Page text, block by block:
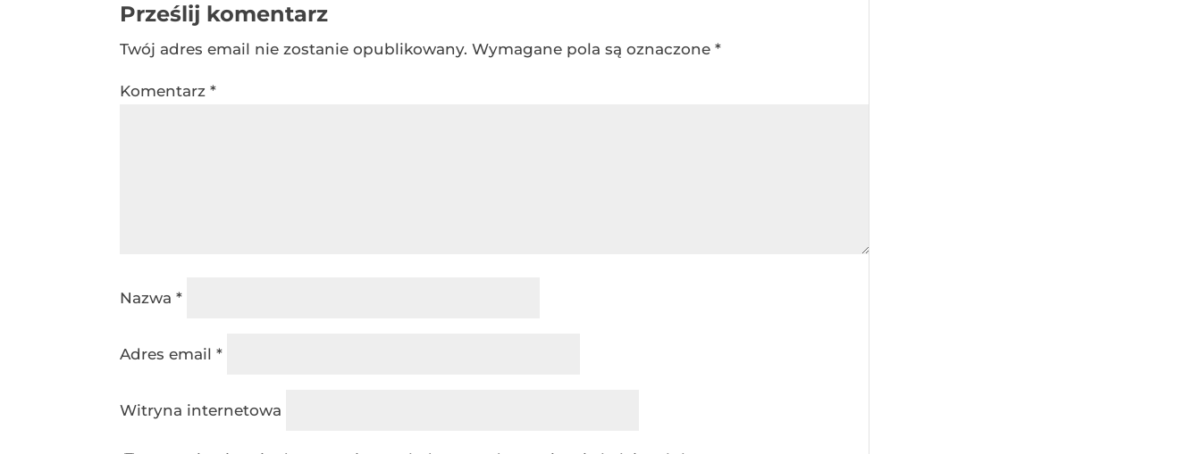
Prześlij komentarz
Twój adres email nie zostanie opublikowany. Wymagane pola są oznaczone*
Komentarz*
Nazwa*
Adres email*
Witryna internetowa